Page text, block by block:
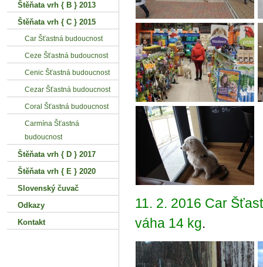
11. 2. 2016 Car
váha 14 kg.
Štěňata vrh { B } 2013
Štěňata vrh { C } 2015
Car Šťastná budoucnost
Ceze Šťastná budoucnost
Cenic Šťastná budoucnost
Cezar Šťastná budoucnost
Coral Šťastná budoucnost
Carmína Šťastná
budoucnost
Štěňata vrh { D } 2017
Štěňata vrh { E } 2020
Slovenský čuvač
Odkazy
Kontakt